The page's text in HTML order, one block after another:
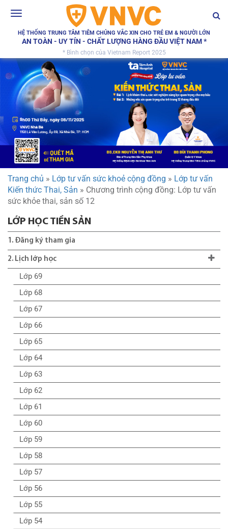
Toggle
HỆ THỐNG TRUNG TÂM TIÊM CHỦNG VẮC XIN CHO TRẺ EM & NGƯỜI LỚN
AN TOÀN - UY TÍN - CHẤT LƯỢNG HÀNG ĐẦU VIỆT NAM *
* Bình chọn của Vietnam Report 2025
Trang chủ » Lớp tư vấn sức khoẻ cộng đồng » Lớp tư vấn
Kiến thức Thai, Sản » Chương trình cộng đồng: Lớp tư vấn
sức khỏe thai, sản số 12
LỚP HỌC TIỀN SẢN
1. Đăng ký tham gia
2. Lịch lớp học
Lớp 69
Lớp 68
Lớp 67
Lớp 66
Lớp 65
Lớp 64
Lớp 63
Lớp 62
Lớp 61
Lớp 60
Lớp 59
Lớp 58
Lớp 57
Lớp 56
Lớp 55
Lớp 54